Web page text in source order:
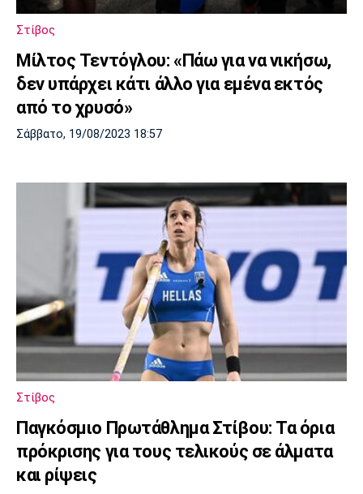
Στίβος
Μίλτος Τεντόγλου: «Πάω για να νικήσω,
δεν υπάρχει κάτι άλλο για εμένα εκτός
από το χρυσό»
Σάββατο, 19/08/2023 18:57
Στίβος
Παγκόσμιο Πρωτάθλημα Στίβου: Τα όρια
πρόκρισης για τους τελικούς σε άλματα
και ρίψεις